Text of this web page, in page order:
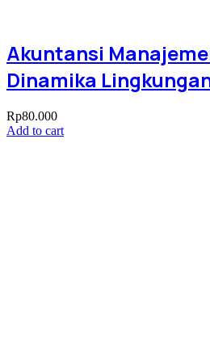
Akuntansi
Dinamika
Rp80.000
Add to cart